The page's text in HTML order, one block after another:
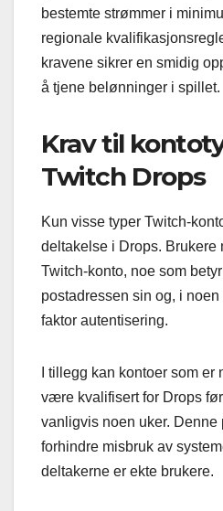
bestemte strømmer i
regionale
kravene sikrer en smidig
å tjene belønninger i spillet.
Krav til
Twitch Drops
Kun visse typer Twitch-
deltakelse i Drops. Brukere
Twitch-konto, noe som
postadressen sin og, i
faktor autentisering.
I tillegg kan kontoer som
være kvalifisert for Drops
vanligvis noen uker. Denne
forhindre misbruk av
deltakerne er ekte brukere.